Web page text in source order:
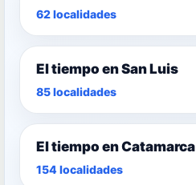
62 localidades
El tiempo en San Luis
85 localidades
El tiempo en Catamarca
154 localidades